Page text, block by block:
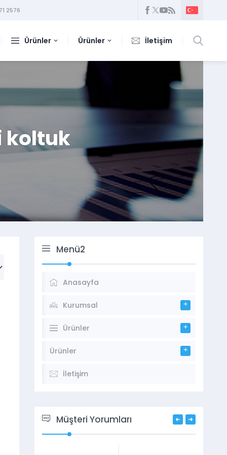
2576
Ürünler Ürünler İletişim
koltuk
Menü2
Anasayfa
Kurumsal
Ürünler
Ürünler
İletişim
Müşteri Yorumları